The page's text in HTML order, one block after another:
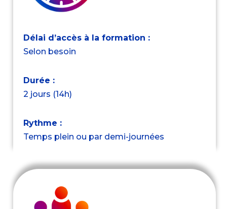
Délai d’accès à la formation :
Selon besoin
Durée :
2 jours (14h)
Rythme :
Temps plein ou par demi-journées